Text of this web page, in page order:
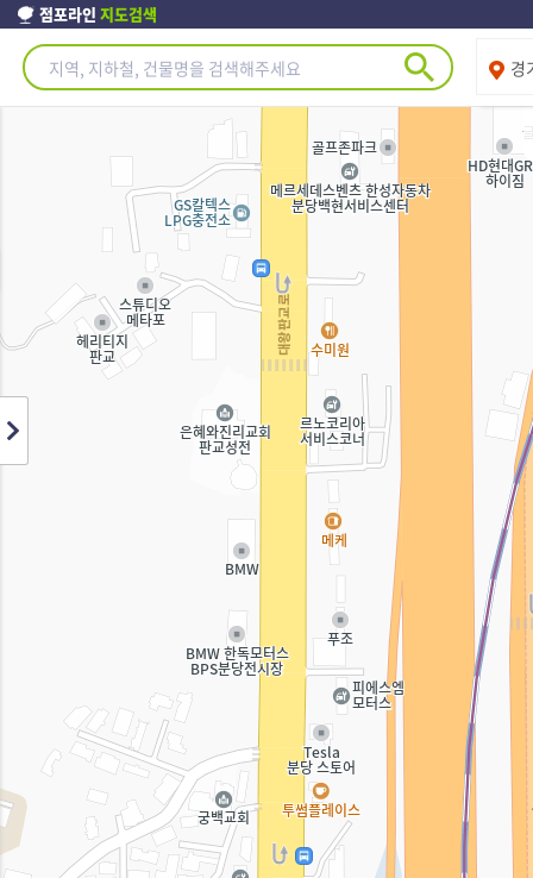
점포라인 지도검색
경
제주도